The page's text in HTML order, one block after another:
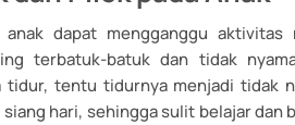
dapat mengganggu aktivitas
terbatuk-batuk dan tidak
tentu tidurnya menjadi tidak
hari, sehingga sulit belajar dan